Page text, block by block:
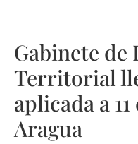
Gabinete
Territorial
aplicada a
Aragua